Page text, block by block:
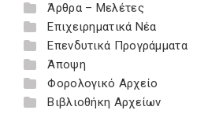
Άρθρα – Μελέτες
Επιχειρηματικά Νέα
Επενδυτικά Προγράμματα
Άποψη
Φορολογικό Αρχείο
Βιβλιοθήκη Αρχείων